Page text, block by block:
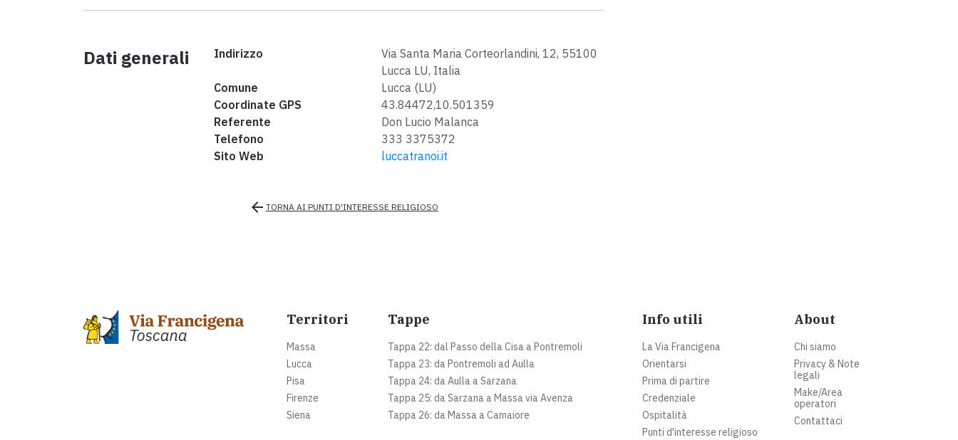
Dati generali Indirizzo
Via Santa Maria Corteorlandini, 12, 55100
Lucca LU, Italia
Comune
Lucca (LU)
Coordinate GPS
43.84472,10.501359
Referente
Don Lucio Malanca
Telefono
333 3375372
Sito Web
luccatranoi.it
arrow_back TORNA AI PUNTI D'INTERESSE RELIGIOSO
Territori
Massa
Lucca
Pisa
Firenze
Siena
Tappe
Tappa 22: dal Passo della Cisa a Pontremoli
Tappa 23: da Pontremoli ad Aulla
Tappa 24: da Aulla a Sarzana
Tappa 25: da Sarzana a Massa via Avenza
Tappa 26: da Massa a Camaiore
Info utili
La Via Francigena
Orientarsi
Prima di partire
Credenziale
Ospitalità
Punti d'interesse religioso
About
Chi siamo
Privacy & Note
legali
Make/Area
operatori
Contattaci